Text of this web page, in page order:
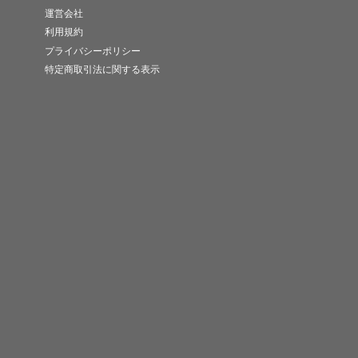
運営会社
利用規約
プライバシーポリシー
特定商取引法に関する表示